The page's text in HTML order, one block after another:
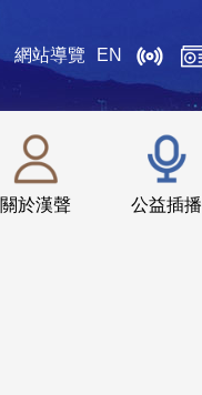
網站導覽 EN
關於漢聲 公益插播